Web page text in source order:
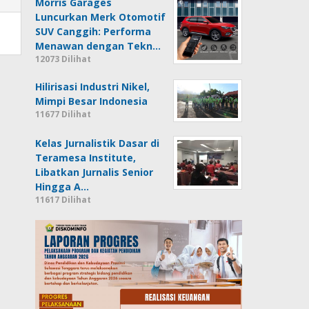
Morris Garages
Luncurkan Merk Otomotif
SUV Canggih: Performa
Menawan dengan Tekn…
12073 Dilihat
Hilirisasi Industri Nikel,
Mimpi Besar Indonesia
11677 Dilihat
Kelas Jurnalistik Dasar di
Teramesa Institute,
Libatkan Jurnalis Senior
Hingga A…
11617 Dilihat